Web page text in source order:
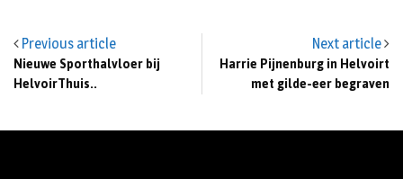
Previous article
Nieuwe Sporthalvloer bij
HelvoirThuis..
Next article
Harrie Pijnenburg in Helvoirt
met gilde-eer begraven